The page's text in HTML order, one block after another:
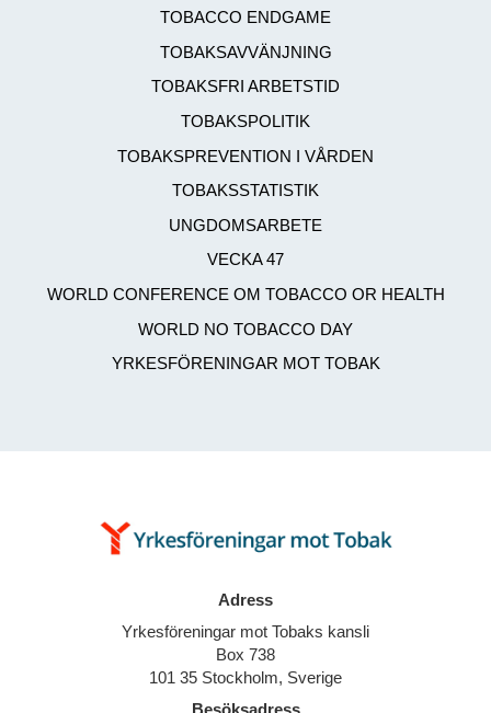
TOBACCO ENDGAME
TOBAKSAVVÄNJNING
TOBAKSFRI ARBETSTID
TOBAKSPOLITIK
TOBAKSPREVENTION I VÅRDEN
TOBAKSSTATISTIK
UNGDOMSARBETE
VECKA 47
WORLD CONFERENCE OM TOBACCO OR HEALTH
WORLD NO TOBACCO DAY
YRKESFÖRENINGAR MOT TOBAK
Adress
Yrkesföreningar mot Tobaks kansli
Box 738
101 35 Stockholm, Sverige